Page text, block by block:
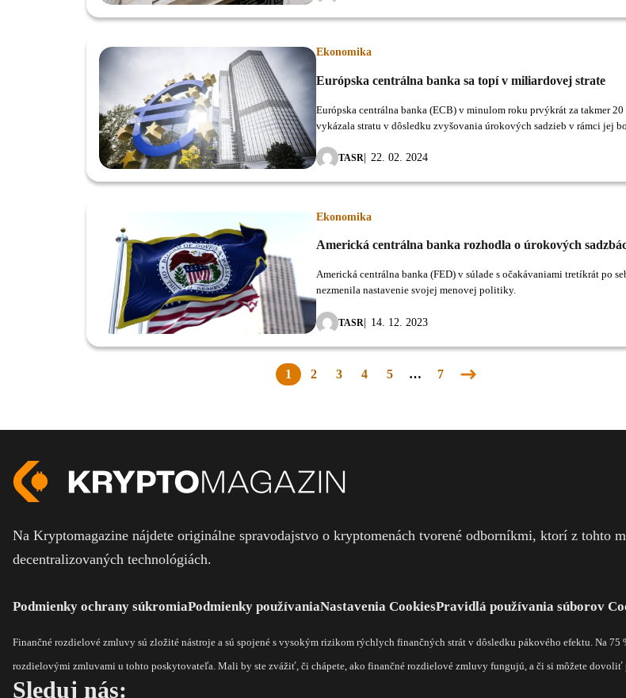
Ekonomika
Európska centrálna banka sa topí v miliardovej strate
TASR 22. 02. 2024
Európska centrálna banka (ECB) v minulom roku prvýkrát za takmer
vykázala stratu v dôsledku zvyšovania úrokových sadzieb v rámci jej
Ekonomika
Americká centrálna banka rozhodla o úrokových
TASR 14. 12. 2023
Americká centrálna banka (FED) v súlade s očakávaniami tretíkrát po
nezmenila nastavenie svojej menovej politiky.
1 2 3 4 5 …
7
Na Kryptomagazine nájdete originálne spravodajstvo o kryptomenách tvorené odborníkmi, ktorí z tohto
decentralizovaných technológiách.
Podmienky ochrany súkromiaPodmienky používaniaNastavenia CookiesPravidlá používania súborov
Finančné rozdielové zmluvy sú zložité nástroje a sú spojené s vysokým rizikom rýchlych finančných strát v dôsledku pákového efektu. Na
rozdielovými zmluvami u tohto poskytovateľa. Mali by ste zvážiť, či chápete, ako finančné rozdielové zmluvy fungujú, a či si môžete
Sleduj nás: